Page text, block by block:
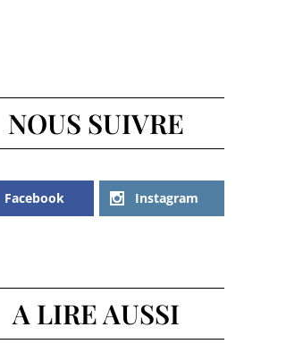
NOUS SUIVRE
Facebook Instagram
A LIRE AUSSI